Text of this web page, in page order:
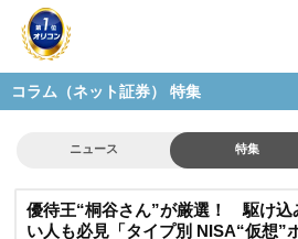
コラム（ネット証券） 特集
ニュース 特集
優待王“桐谷さん”が厳選！ 駆け込
い人も必見「タイプ別 NISA“仮想”